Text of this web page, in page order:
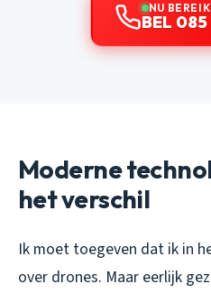
NU
BEL
Moderne
het verschil
Ik moet toegeven dat ik in
over drones. Maar eerlijk